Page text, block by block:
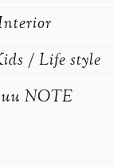
/ Life style
NOTE